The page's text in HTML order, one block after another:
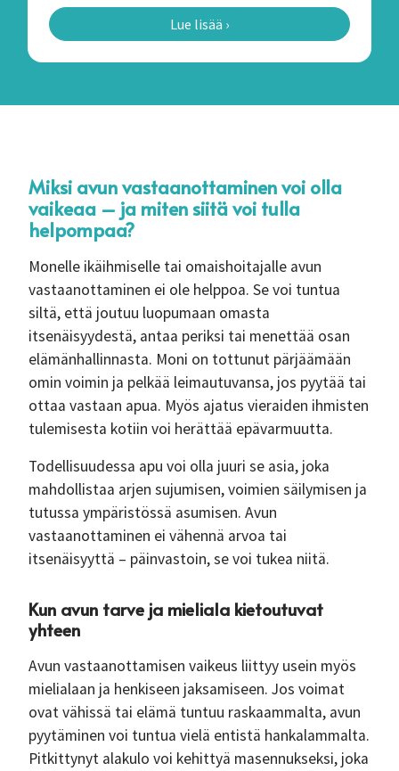
Lue lisää ›
Miksi avun vastaanottaminen voi olla
vaikeaa – ja miten siitä voi tulla
helpompaa?
Monelle ikäihmiselle tai omaishoitajalle avun
vastaanottaminen ei ole helppoa. Se voi tuntua
siltä, että joutuu luopumaan omasta
itsenäisyydestä, antaa periksi tai menettää osan
elämänhallinnasta. Moni on tottunut pärjäämään
omin voimin ja pelkää leimautuvansa, jos pyytää tai
ottaa vastaan apua. Myös ajatus vieraiden ihmisten
tulemisesta kotiin voi herättää epävarmuutta.
Todellisuudessa apu voi olla juuri se asia, joka
mahdollistaa arjen sujumisen, voimien säilymisen ja
tutussa ympäristössä asumisen. Avun
vastaanottaminen ei vähennä arvoa tai
itsenäisyyttä – päinvastoin, se voi tukea niitä.
Kun avun tarve ja mieliala kietoutuvat
yhteen
Avun vastaanottamisen vaikeus liittyy usein myös
mielialaan ja henkiseen jaksamiseen. Jos voimat
ovat vähissä tai elämä tuntuu raskaammalta, avun
pyytäminen voi tuntua vielä entistä hankalammalta.
Pitkittynyt alakulo voi kehittyä masennukseksi, joka